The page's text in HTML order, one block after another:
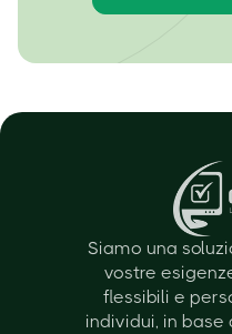
Siamo una
vostre
flessibili e
individui, in